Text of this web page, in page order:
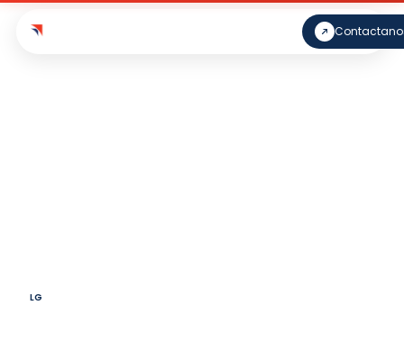
LG